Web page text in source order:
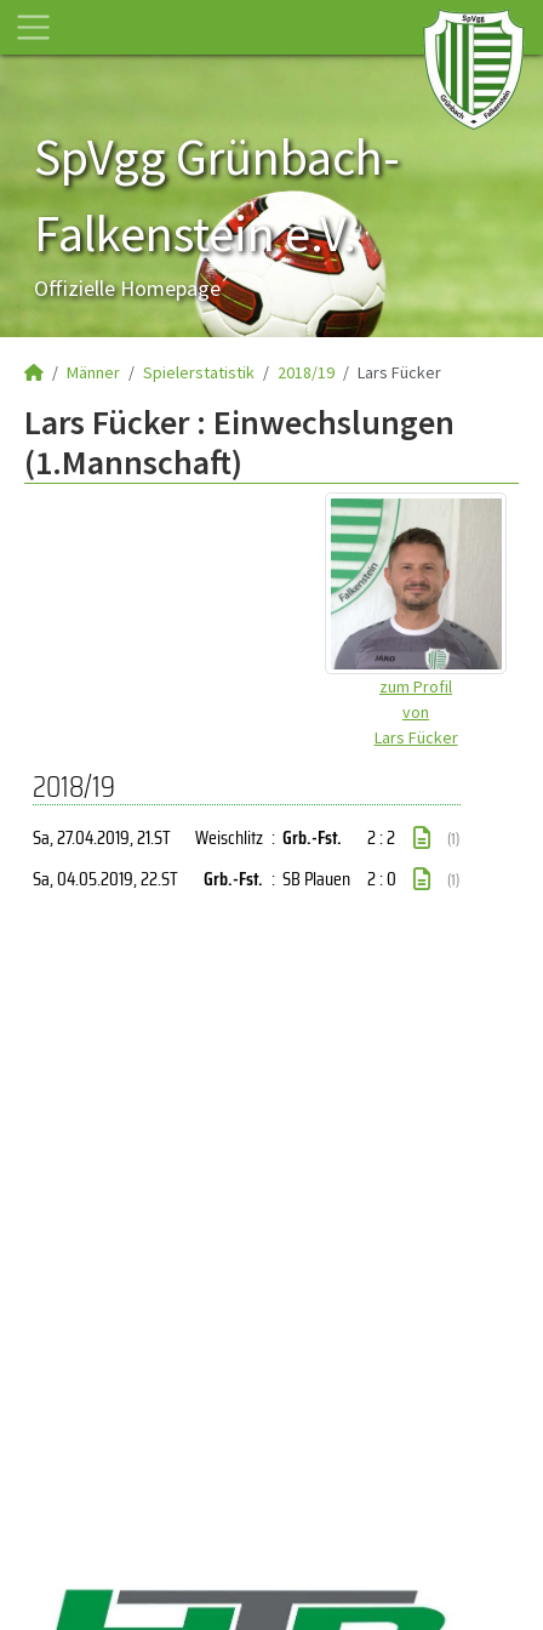
SpVgg Grünbach-
Falkenstein e.V.
Offizielle Homepage
Männer Spielerstatistik 2018/19 Lars Fücker
Lars Fücker : Einwechslungen
(1.Mannschaft)
zum Profil
von
Lars Fücker
2018/19
Sa, 27.04.2019, 21.ST Weischlitz : Grb.-Fst. 2 : 2 (1)
Sa, 04.05.2019, 22.ST Grb.-Fst. : SB Plauen 2 : 0 (1)